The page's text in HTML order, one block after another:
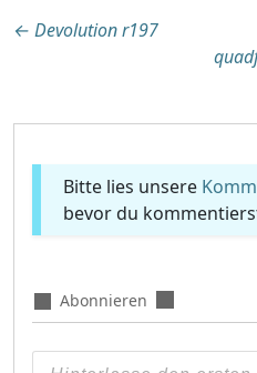
Beitragsnavigation
← Devolution r197
Bitte lies unsere
bevor du
Abonnieren